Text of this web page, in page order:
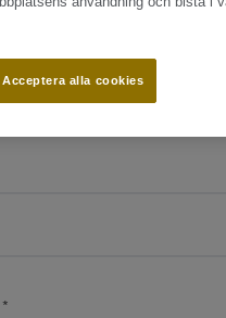
*
Acceptera alla cookies